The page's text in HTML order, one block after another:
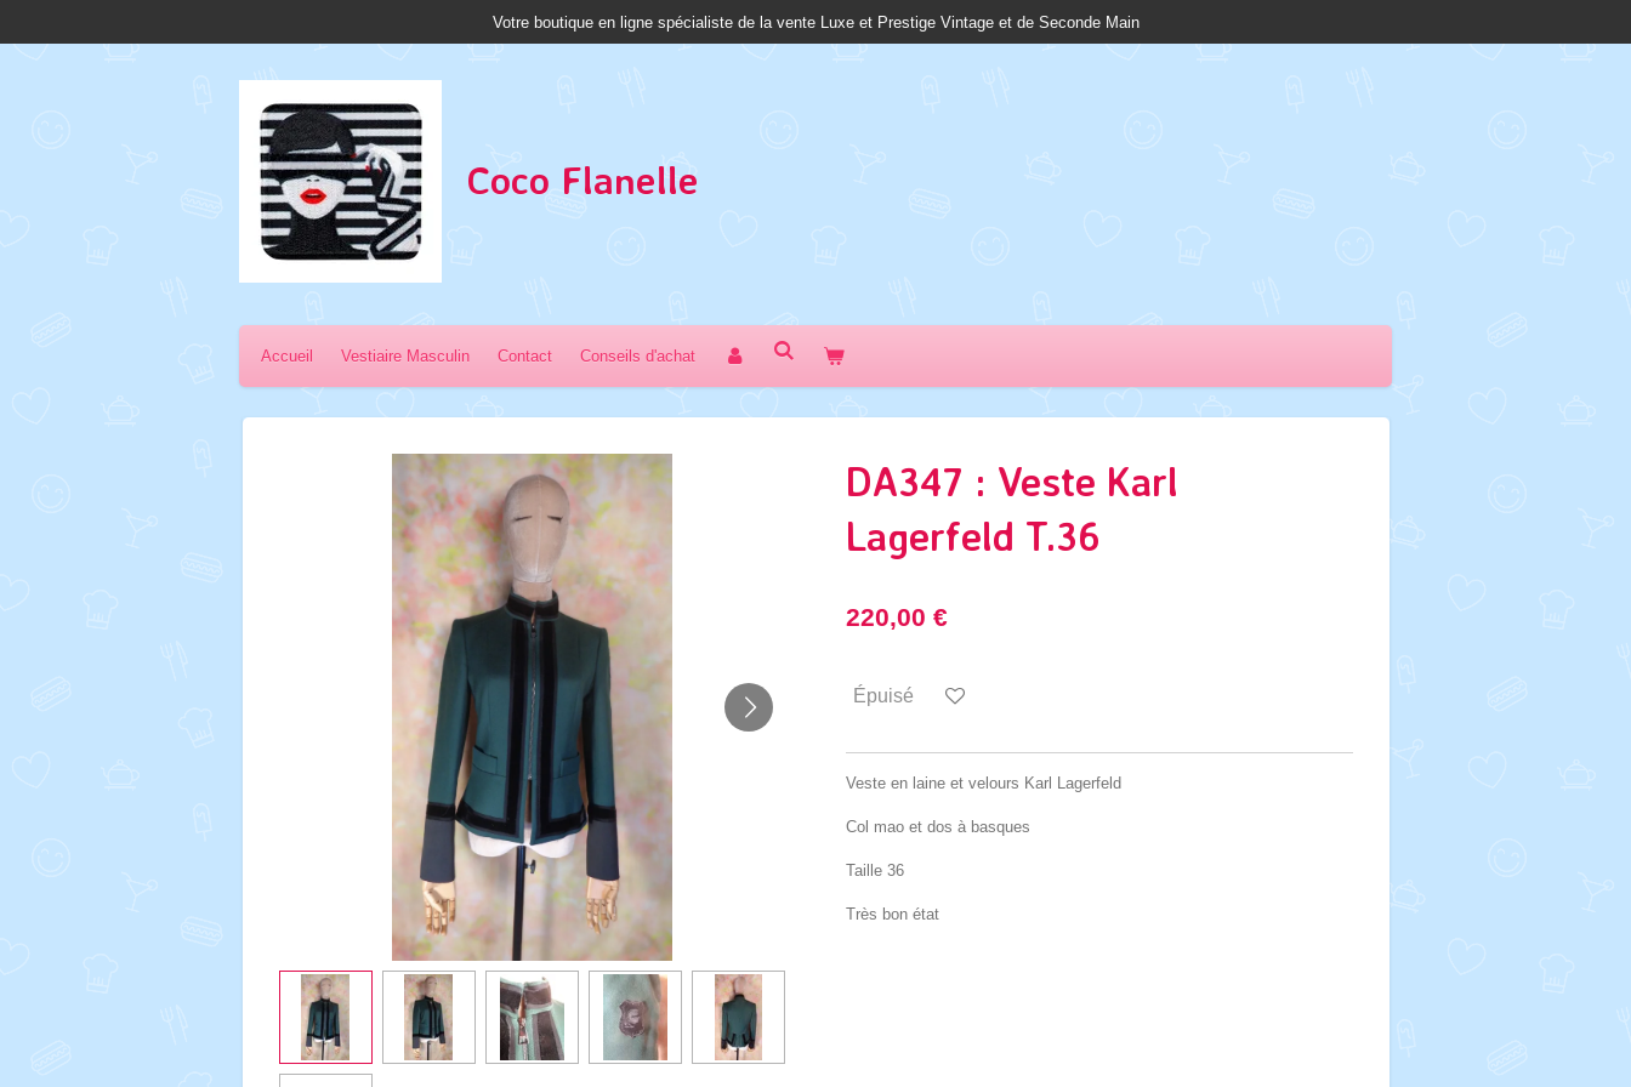
Votre boutique en ligne spécialiste de la vente Luxe et Prestige Vintage et de Seconde Main
Coco Flanelle
Accueil Vestiaire Masculin Contact Conseils d'achat
DA347 : Veste Karl
Lagerfeld T.36
220,00 €
Épuisé
Veste en laine et velours Karl Lagerfeld
Col mao et dos à basques
Taille 36
Très bon état